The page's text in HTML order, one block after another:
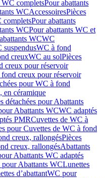
WC completsPour abattants
WCAccessoiresPièces
completsPour abattants
WCPour abattants WC et
WCWC
suspendusWC à fond
creuxWC au solPièces
creux pour réservoir
fond creux pour réservoir
pour WC à fond
en céramique
détachées pour Abattants
Abattants WCWC adaptés
PMRCuvettes de WC à
pour Cuvettes de WC à fond
creux, rallongésPièces
creux, rallongésAbattants
Abattants WC adaptés
pour Abattants WCLunettes
d’abattantWC pour